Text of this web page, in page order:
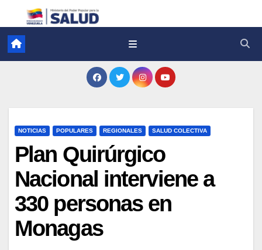
NOTICIAS POPULARES REGIONALES SALUD COLECTIVA
Plan Quirúrgico
Nacional interviene a
330 personas en
Monagas